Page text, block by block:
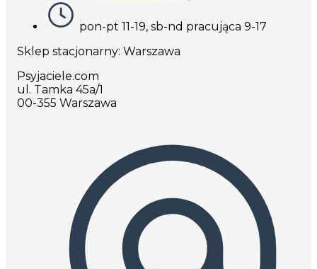
pon-pt 11-19, sb-nd pracująca 9-17
Sklep stacjonarny: Warszawa
Psyjaciele.com
ul. Tamka 45a/1
00-355 Warszawa